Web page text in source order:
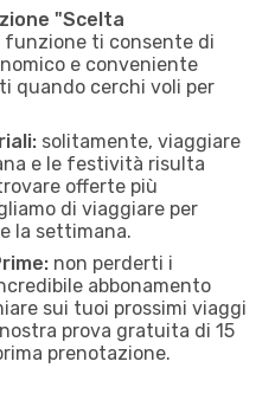
"Scelta
funzione ti consente di
e conveniente
quando cerchi voli per
solitamente, viaggiare
e le festività risulta
offerte più
di viaggiare per
la settimana.
non perderti i
abbonamento
sui tuoi prossimi viaggi
prova gratuita di 15
prenotazione.